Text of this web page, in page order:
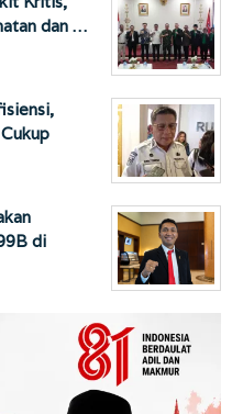
dan …
di